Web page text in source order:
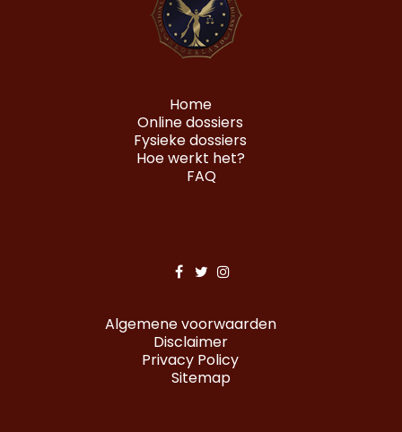
Home
Online dossiers
Fysieke dossiers
Hoe werkt het?
FAQ
Algemene voorwaarden
Disclaimer
Privacy Policy
Sitemap